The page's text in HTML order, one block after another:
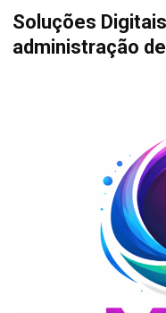
Soluções
administração